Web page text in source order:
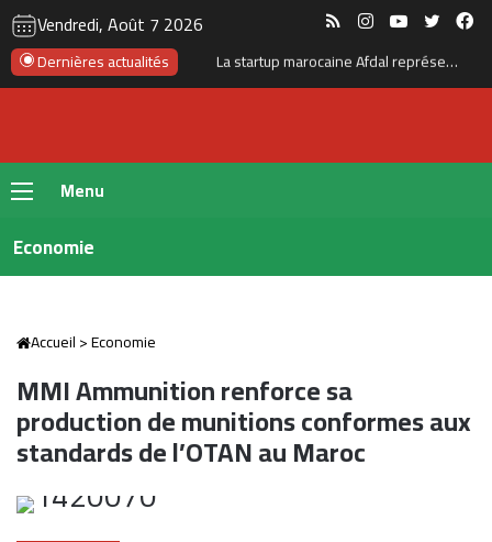
Vendredi, Août 7 2026 RSS InstagramYouTube
Dernières actualités La startup marocaine Afdal représentera le Maroc à la Silicon Valley
Menu
Economie
Accueil>Economie
MMI Ammunition renforce sa
production de munitions conformes aux
standards de l’OTAN au Maroc